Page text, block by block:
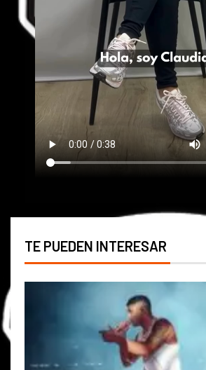
TE PUEDEN INTERESAR